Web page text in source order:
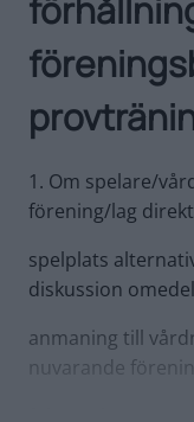
1. Om spelare/
förening/lag
spelplats
diskussion
anmaning till
nuvarande